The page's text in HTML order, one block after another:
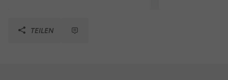
TEILEN